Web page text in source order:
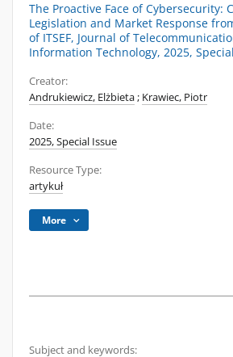
The Proactive Face of Cybersecurity:
Legislation and Market Response
of ITSEF, Journal of
Information Technology, 2025,
Creator:
Andrukiewicz, Elżbieta; Krawiec, Piotr
Date:
2025, Special Issue
Resource Type:
artykuł
More
Subject and keywords: